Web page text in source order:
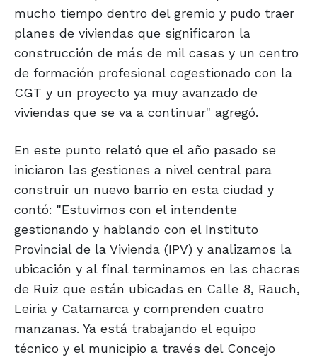
mucho tiempo dentro del gremio y pudo traer
planes de viviendas que significaron la
construcción de más de mil casas y un centro
de formación profesional cogestionado con la
CGT y un proyecto ya muy avanzado de
viviendas que se va a continuar" agregó.
En este punto relató que el año pasado se
iniciaron las gestiones a nivel central para
construir un nuevo barrio en esta ciudad y
contó: "Estuvimos con el intendente
gestionando y hablando con el Instituto
Provincial de la Vivienda (IPV) y analizamos la
ubicación y al final terminamos en las chacras
de Ruiz que están ubicadas en Calle 8, Rauch,
Leiria y Catamarca y comprenden cuatro
manzanas. Ya está trabajando el equipo
técnico y el municipio a través del Concejo